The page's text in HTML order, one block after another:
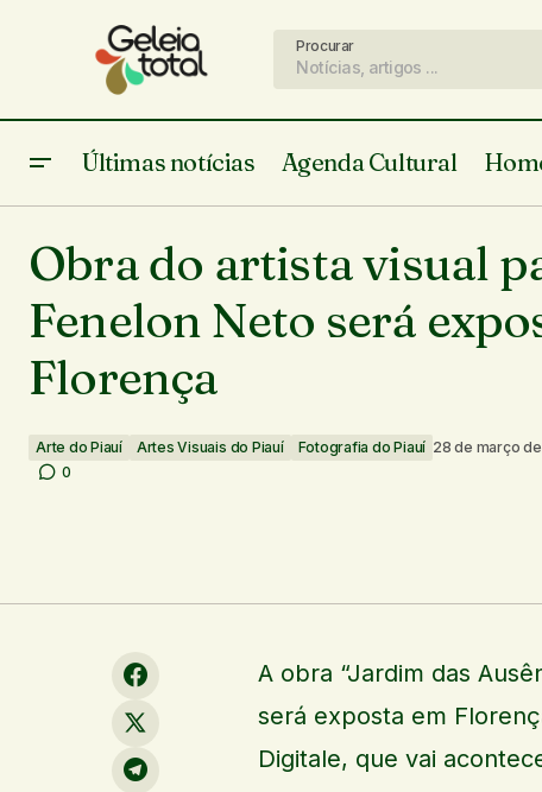
Procurar
Últimas notícias Agenda Cultural
revista PELEJA em Floriano e empossa
novo acadêmico
Fotografia do Piauí
Obra do artista visual
Fenelon Neto será
Florença
Arte do Piauí Artes Visuais do Piauí Fotografia do Piauí 28 de março
0
A obra “Jardim das
será exposta em
Digitale, que vai